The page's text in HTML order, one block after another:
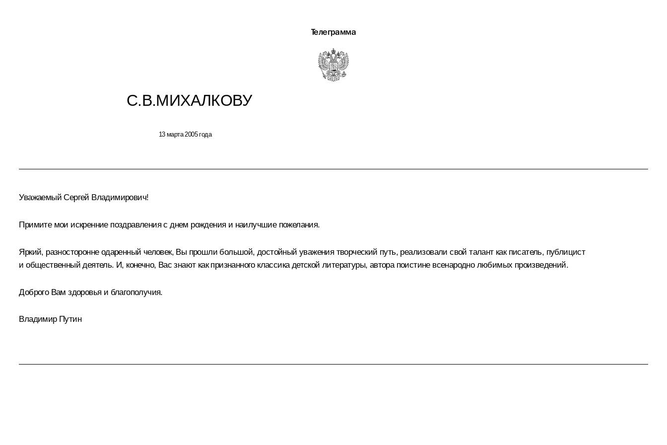
Телеграмма
С.В.МИХАЛКОВУ
13 марта 2005 года
Уважаемый Сергей Владимирович!
Примите мои искренние поздравления с днем рождения и наилучшие пожелания.
Яркий, разносторонне одаренный человек, Вы прошли большой, достойный уважения творческий путь, реализовали свой талант как писатель, публицист
и общественный деятель. И, конечно, Вас знают как признанного классика детской литературы, автора поистине всенародно любимых произведений.
Доброго Вам здоровья и благополучия.
Владимир Путин